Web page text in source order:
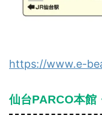
https://www.e-
仙台PARCO本館